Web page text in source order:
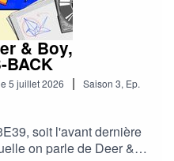
& Boy,
BACK
5 juillet 2026 | Saison 3, Ep.
soit l'avant dernière
on parle de Deer &